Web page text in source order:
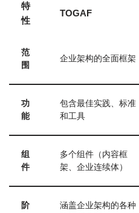
特
性
TOGAF
范
围
企业架构的全面框架
功
能
包含最佳实践、标准
和工具
组
件
多个组件（内容框
架、企业连续体）
阶
涵盖企业架构的各种